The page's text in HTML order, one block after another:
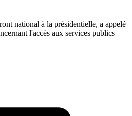
national à la présidentielle, a appelé
l'accès aux services publics